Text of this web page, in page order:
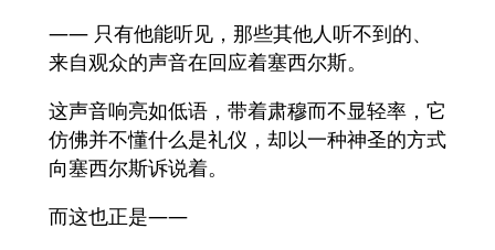
—— 只有他能听见，那些其他人听不到的、
来自观众的声音在回应着塞西尔斯。
这声音响亮如低语，带着肃穆而不显轻率，它
仿佛并不懂什么是礼仪，却以一种神圣的方式
向塞西尔斯诉说着。
而这也正是——